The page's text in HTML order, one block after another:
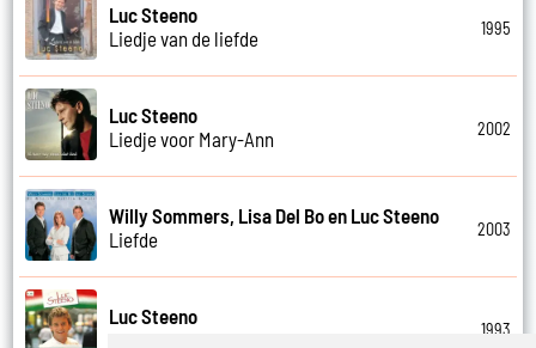
Luc Steeno
Liedje van de liefde
1995
Luc Steeno
Liedje voor Mary-Ann
2002
Willy Sommers, Lisa Del Bo en Luc Steeno
Liefde
2003
Luc Steeno
1993